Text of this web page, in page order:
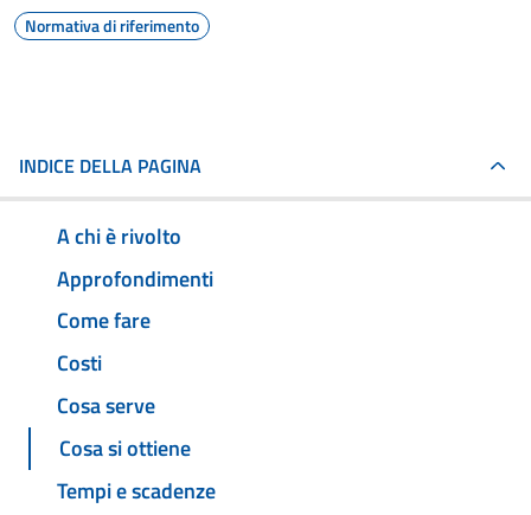
Normativa di riferimento
INDICE DELLA PAGINA
A chi è rivolto
Approfondimenti
Come fare
Costi
Cosa serve
Cosa si ottiene
Tempi e scadenze